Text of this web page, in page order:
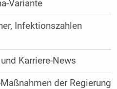
Variante
Infektionszahlen
Karriere-News
der Regierung